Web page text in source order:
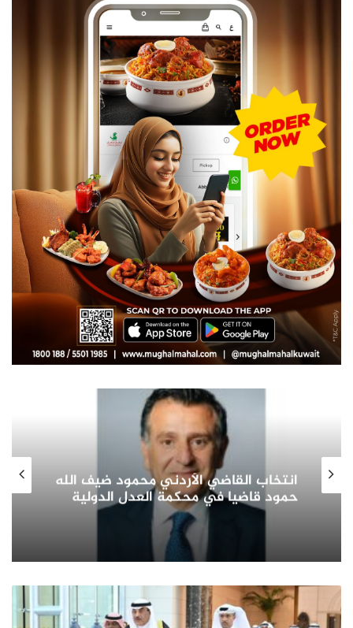
صاحب السمو الأمير الشيخ مشعل الأحمد
الجابر الصباح يشيد بدور المرأة الكويتية
في التنمية الشاملة ويؤكد: شريك
أساسي في بناء الوطن وتمثيله دوليا
ممثل
سمو